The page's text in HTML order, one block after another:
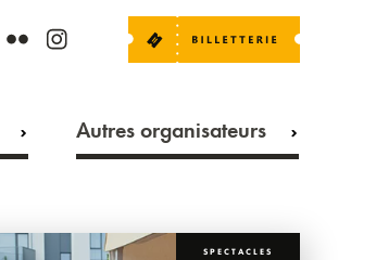
Autres organisateurs
SPECTACLES